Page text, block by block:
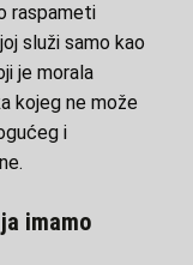
raspameti
služi samo kao
je morala
kojeg ne može
i
imamo